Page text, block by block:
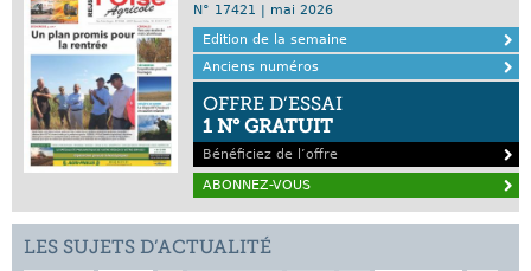
N° 17421 | mai 2026
Edition de la semaine
Anciens numéros
OFFRE D’ESSAI
1 N° GRATUIT
Bénéficiez de l’offre
ABONNEZ-VOUS
LES SUJETS D’ACTUALITÉ